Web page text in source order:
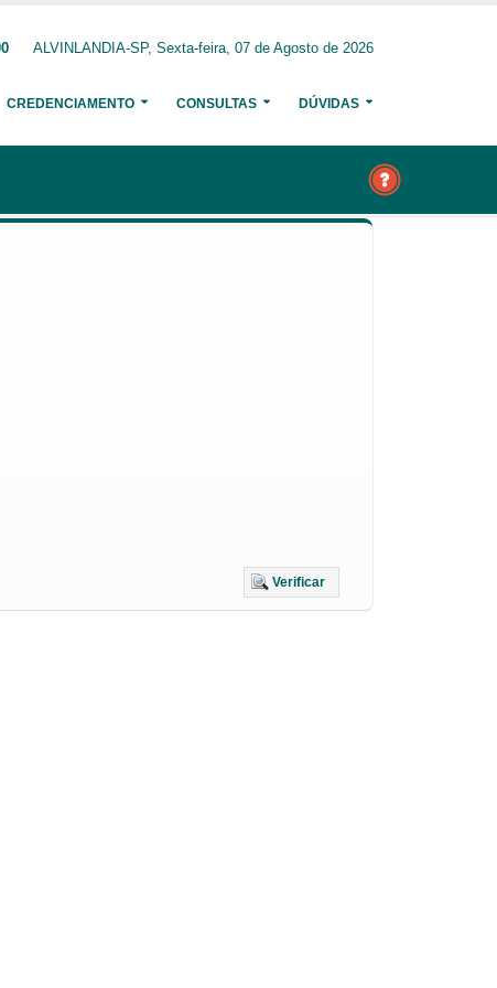
ALVINLANDIA-SP, Sexta-feira, 07 de Agosto de 2026
CREDENCIAMENTO CONSULTAS DÚVIDAS
Verificar